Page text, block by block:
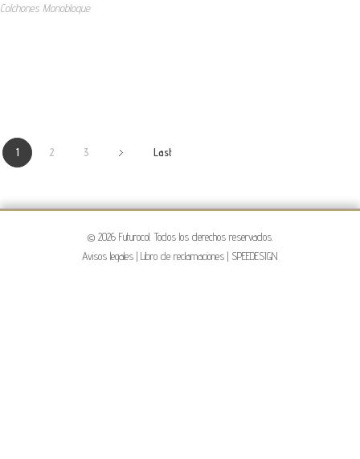
Colchones Monobloque
1 2 3 Last
© 2026 Futurocol. Todos los derechos reservados.
Avisos legales | Libro de reclamaciones | SPEEDESIGN